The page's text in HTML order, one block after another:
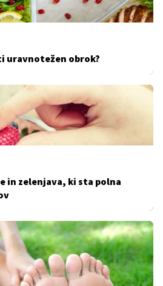
uravnotežen obrok?
in zelenjava, ki sta polna